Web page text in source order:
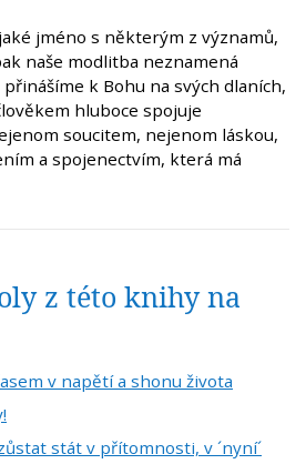
jméno s některým z významů,
naše modlitba neznamená
k Bohu na svých dlaních,
hluboce spojuje
soucitem, nejenom láskou,
a spojenectvím, která má
z této knihy na
v napětí a shonu života
stát v přítomnosti, v ´nyní´